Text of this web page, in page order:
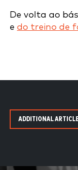
De volta ao
e do treino de
ADDITIONAL